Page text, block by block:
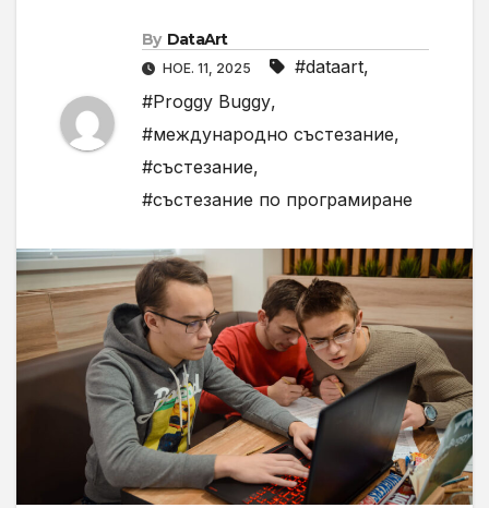
By DataArt
НОЕ. 11, 2025 #dataart,
#Proggy Buggy,
#международно състезание,
#състезание,
#състезание по програмиране